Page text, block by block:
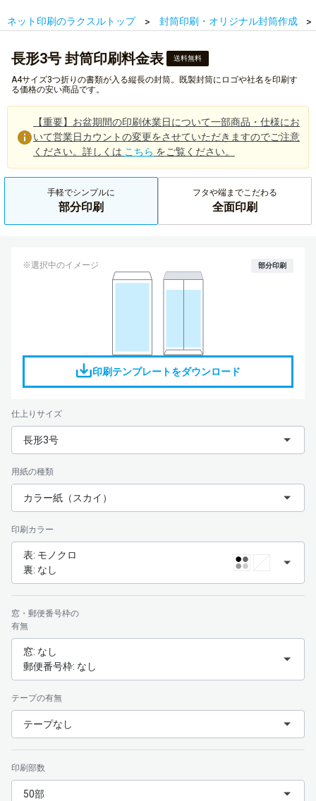
ネット印刷のラクスルトップ 封筒印刷・オリジナル封筒作成
長形3号 封筒印刷料金表 送料無料
A4サイズ3つ折りの書類が入る縦長の封筒。既製封筒にロゴや社名を印刷す
る価格の安い商品です。
【重要】お盆期間の印刷休業日について一部商品・仕様にお
いて営業日カウントの変更をさせていただきますのでご注意
ください。詳しくは こちら をご覧ください。
手軽でシンプルに
部分印刷
フタや端までこだわる
全面印刷
※選択中のイメージ
印刷テンプレートをダウンロード
部分印刷
仕上りサイズ
長形3号
用紙の種類
カラー紙（スカイ）
印刷カラー
表: モノクロ
裏: なし
窓・郵便番号枠の
有無
窓: なし
郵便番号枠: なし
テープの有無
テープなし
印刷部数
50部